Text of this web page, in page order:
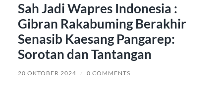
Sah Jadi Wapres Indonesia :
Gibran Rakabuming Berakhir
Senasib Kaesang Pangarep:
Sorotan dan Tantangan
20 OKTOBER 2024 / 0 COMMENTS